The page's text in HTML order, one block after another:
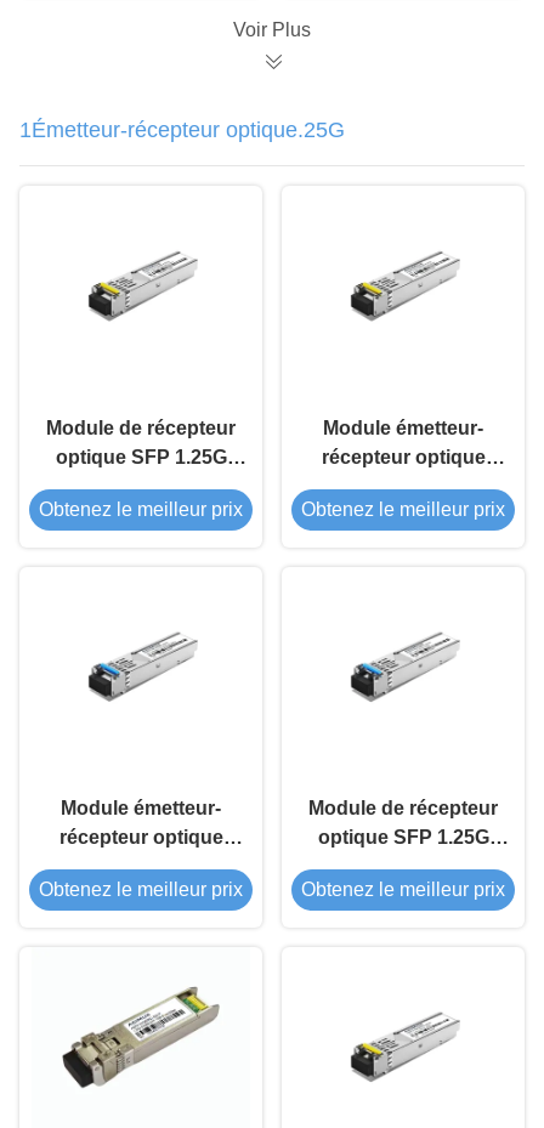
Voir Plus
1Émetteur-récepteur optique.25G
Module de récepteur
optique SFP 1.25G
BIDI 120 km
Obtenez le meilleur prix
Module émetteur-
récepteur optique
SFP 1.25G BIDI 80 km
Obtenez le meilleur prix
Module émetteur-
récepteur optique
SFP 1.25G BIDI 40 km
Obtenez le meilleur prix
Module de récepteur
optique SFP 1.25G
1550nm 120Km
Obtenez le meilleur prix